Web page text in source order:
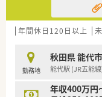
【こんな方にオス
■総合病院の門
ップしたい方に最
して長く働きたい
■将来的に店舗
を描きたい方です
【こんな方が活躍
年間休日120日以上
勤務地
秋田県 能代市
能代駅 (JR五能
年収400万円